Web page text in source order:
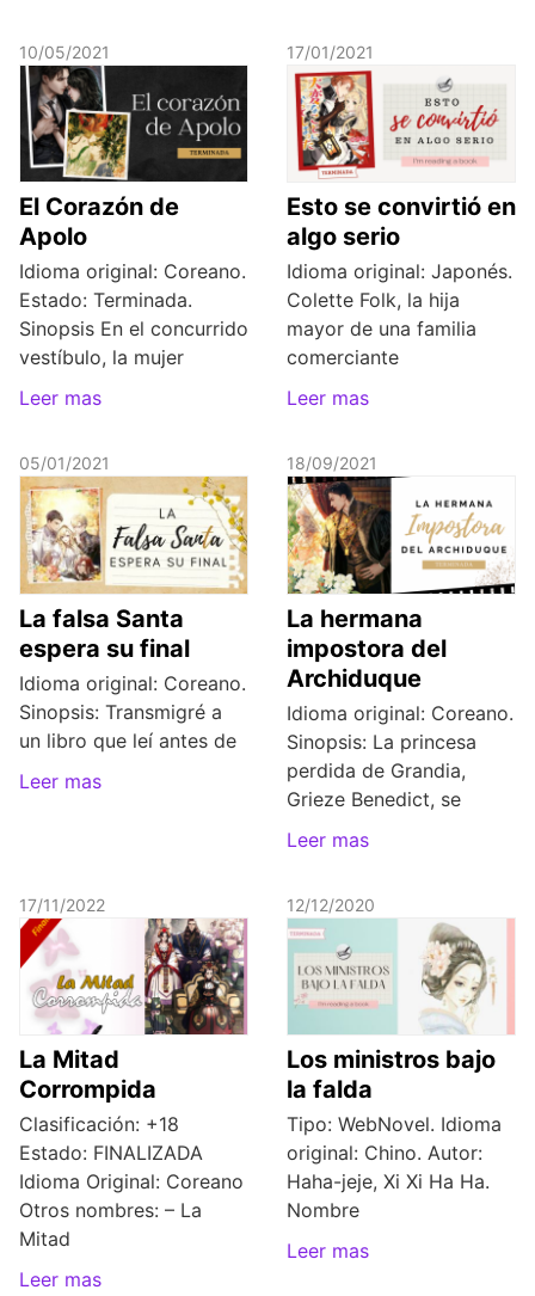
10/05/2021
El Corazón de
Apolo
Idioma original: Coreano.
Estado: Terminada.
Sinopsis En el concurrido
vestíbulo, la mujer
Leer mas
17/01/2021
Esto se convirtió en
algo serio
Idioma original: Japonés.
Colette Folk, la hija
mayor de una familia
comerciante
Leer mas
05/01/2021
La falsa Santa
espera su final
Idioma original: Coreano.
Sinopsis: Transmigré a
un libro que leí antes de
Leer mas
18/09/2021
La hermana
impostora del
Archiduque
Idioma original: Coreano.
Sinopsis: La princesa
perdida de Grandia,
Grieze Benedict, se
Leer mas
17/11/2022
La Mitad
Corrompida
Clasificación: +18
Estado: FINALIZADA
Idioma Original: Coreano
Otros nombres: – La
Mitad
Leer mas
12/12/2020
Los ministros bajo
la falda
Tipo: WebNovel. Idioma
original: Chino. Autor:
Haha-jeje, Xi Xi Ha Ha.
Nombre
Leer mas